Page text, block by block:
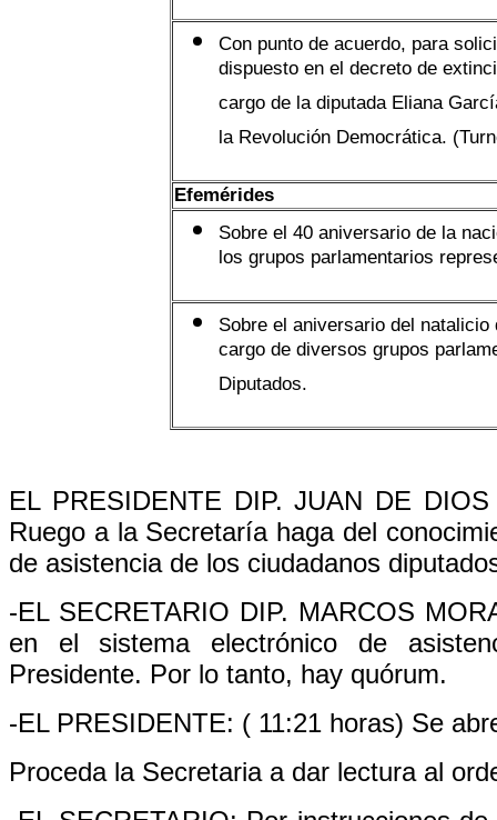
Con punto de acuerdo, para
dispuesto en el decreto de
cargo de la diputada Eliana
la Revolución Democrática.
Efemérides
Sobre el 40 aniversario de la
los grupos parlamentarios
Sobre el aniversario del
cargo de diversos grupos
Diputados.
EL PRESIDENTE DIP. JUAN DE
Ruego a la Secretaría haga del
de asistencia de los ciudadanos
-EL SECRETARIO DIP. MARCOS
en el sistema electrónico de
Presidente. Por lo tanto, hay quórum.
-EL PRESIDENTE: ( 11:21 horas) Se
Proceda la Secretaria a dar lectura al